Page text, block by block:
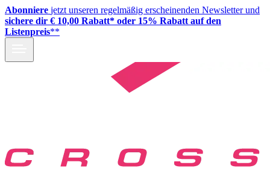
Abonniere jetzt unseren regelmäßig erscheinenden Newsletter und
sichere dir € 10,00 Rabatt* oder 15% Rabatt auf den
Listenpreis**